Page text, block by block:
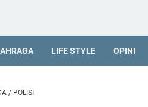
LIFE STYLE OPINI
/ POLISI